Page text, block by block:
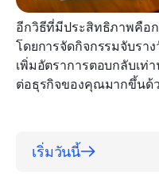
อีกวิธีที่มีประสิทธิภาพคือ
โดยการจัดกิจกรรมจับรา
เพิ่มอัตราการตอบกลับเ
ต่อธุรกิจของคุณมากขึ้นด้
เริ่มวันนี้